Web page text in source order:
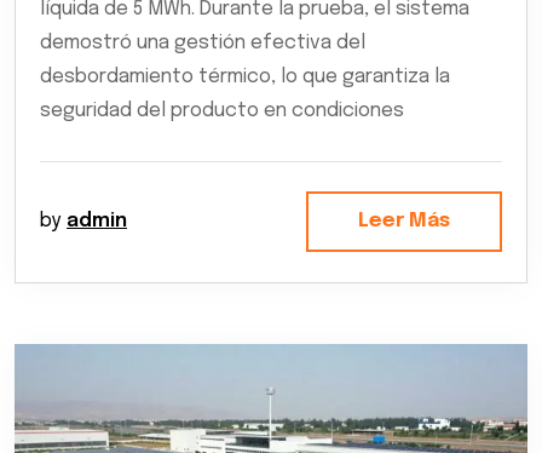
líquida de 5 MWh. Durante la prueba, el sistema
demostró una gestión efectiva del
desbordamiento térmico, lo que garantiza la
seguridad del producto en condiciones
by admin Leer Más